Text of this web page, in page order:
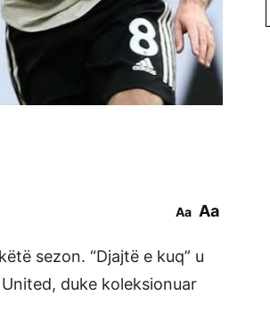
Aa Aa
sezon. “Djajtë e kuq” u
duke koleksionuar